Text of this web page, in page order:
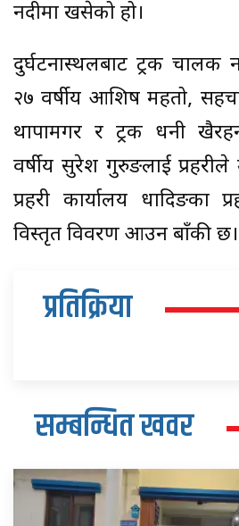
नदीमा खसेको हो।
दुर्घटनास्थलबाट ट्रक चालक
२७ वर्षीय आशिष महतो,
थापामगर र ट्रक धनी
वर्षीय सुरेश गुरुङलाई प्रहरीले
प्रहरी कार्यालय धादिङका
विस्तृत विवरण आउन बाँकी छ।
प्रतिक्रिया
सम्बन्धित खवर